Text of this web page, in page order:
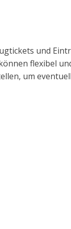
und
flexibel
um